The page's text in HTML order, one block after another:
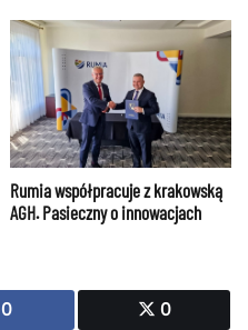
0 0
Rumia współpracuje z krakowską
AGH. Pasieczny o innowacjach